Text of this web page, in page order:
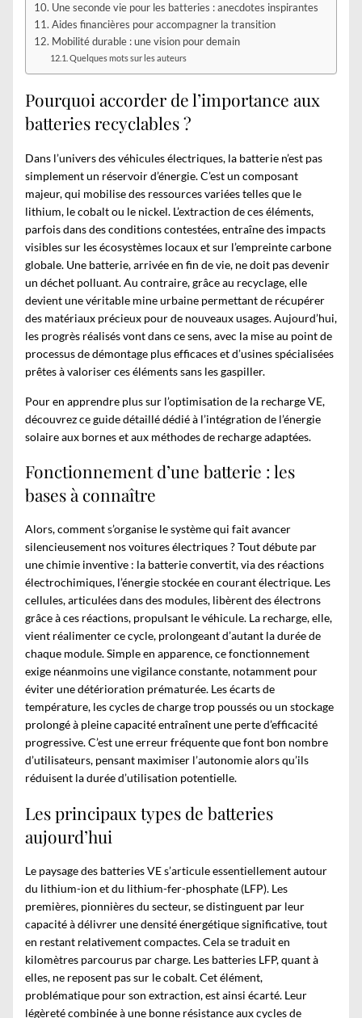
Une seconde vie pour les batteries : anecdotes inspirantes
Aides financières pour accompagner la transition
Mobilité durable : une vision pour demain
Quelques mots sur les auteurs
Pourquoi accorder de l’importance aux
batteries recyclables ?
Dans l’univers des véhicules électriques, la batterie n’est pas
simplement un réservoir d’énergie. C’est un composant
majeur, qui mobilise des ressources variées telles que le
lithium, le cobalt ou le nickel. L’extraction de ces éléments,
parfois dans des conditions contestées, entraîne des impacts
visibles sur les écosystèmes locaux et sur l’empreinte carbone
globale. Une batterie, arrivée en fin de vie, ne doit pas devenir
un déchet polluant. Au contraire, grâce au recyclage, elle
devient une véritable mine urbaine permettant de récupérer
des matériaux précieux pour de nouveaux usages. Aujourd’hui,
les progrès réalisés vont dans ce sens, avec la mise au point de
processus de démontage plus efficaces et d’usines spécialisées
prêtes à valoriser ces éléments sans les gaspiller.
Pour en apprendre plus sur l’optimisation de la recharge VE,
découvrez ce guide détaillé dédié à l’intégration de l’énergie
solaire aux bornes et aux méthodes de recharge adaptées.
Fonctionnement d’une batterie : les
bases à connaître
Alors, comment s’organise le système qui fait avancer
silencieusement nos voitures électriques ? Tout débute par
une chimie inventive : la batterie convertit, via des réactions
électrochimiques, l’énergie stockée en courant électrique. Les
cellules, articulées dans des modules, libèrent des électrons
grâce à ces réactions, propulsant le véhicule. La recharge, elle,
vient réalimenter ce cycle, prolongeant d’autant la durée de
chaque module. Simple en apparence, ce fonctionnement
exige néanmoins une vigilance constante, notamment pour
éviter une détérioration prématurée. Les écarts de
température, les cycles de charge trop poussés ou un stockage
prolongé à pleine capacité entraînent une perte d’efficacité
progressive. C’est une erreur fréquente que font bon nombre
d’utilisateurs, pensant maximiser l’autonomie alors qu’ils
réduisent la durée d’utilisation potentielle.
Les principaux types de batteries
aujourd’hui
Le paysage des batteries VE s’articule essentiellement autour
du lithium-ion et du lithium-fer-phosphate (LFP). Les
premières, pionnières du secteur, se distinguent par leur
capacité à délivrer une densité énergétique significative, tout
en restant relativement compactes. Cela se traduit en
kilomètres parcourus par charge. Les batteries LFP, quant à
elles, ne reposent pas sur le cobalt. Cet élément,
problématique pour son extraction, est ainsi écarté. Leur
légèreté combinée à une bonne résistance aux cycles de